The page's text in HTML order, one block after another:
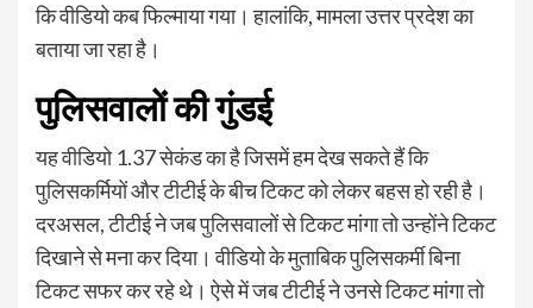
कि वीडियो कब फिल्माया गया। हालांकि, मामला उत्तर प्रदेश का
बताया जा रहा है।
पुलिसवालों की गुंडई
यह वीडियो 1.37 सेकंड का है जिसमें हम देख सकते हैं कि
पुलिसकर्मियों और टीटीई के बीच टिकट को लेकर बहस हो रही है।
दरअसल, टीटीई ने जब पुलिसवालों से टिकट मांगा तो उन्होंने टिकट
दिखाने से मना कर दिया। वीडियो के मुताबिक पुलिसकर्मी बिना
टिकट सफर कर रहे थे। ऐसे में जब टीटीई ने उनसे टिकट मांगा तो